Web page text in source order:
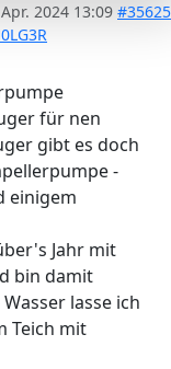
2024 13:09 #35625
für nen
gibt es doch
-
einigem
Jahr mit
bin damit
lasse ich
Teich mit